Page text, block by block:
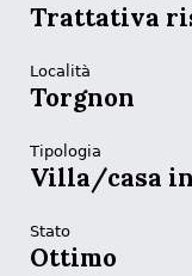
Trattativa
Località
Torgnon
Tipologia
Villa/casa
Stato
Ottimo